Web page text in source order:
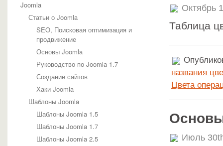
Joomla
Статьи о Joomla
SEO, Поисковая оптимизация и
продвижение
Основы Joomla
Руководство по Joomla 1.7
Создание сайтов
Хаки Joomla
Шаблоны Joomla
Шаблоны Joomla 1.5
Шаблоны Joomla 1.7
Шаблоны Joomla 2.5
Октябрь
Таблица
названия
Цвета
Июль